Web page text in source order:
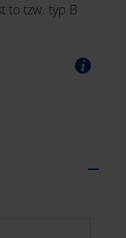
to tzw. typ B